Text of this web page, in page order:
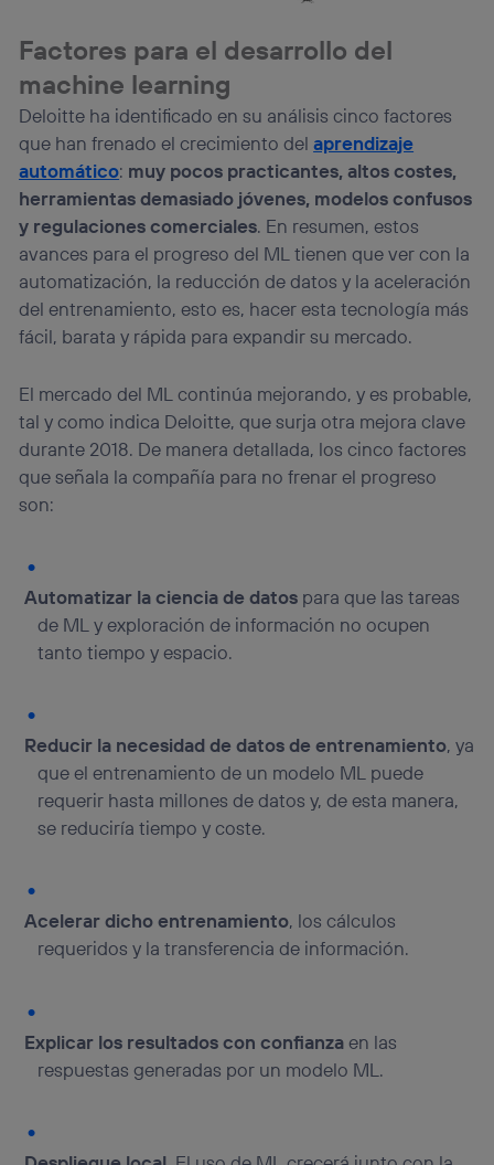
Factores para el desarrollo del
machine learning
Deloitte ha identificado en su análisis cinco factores
que han frenado el crecimiento delaprendizaje
automático: muy pocos practicantes, altos costes,
herramientas demasiado jóvenes, modelos confusos
y regulaciones comerciales. En resumen, estos
avances para el progreso del ML tienen que ver con la
automatización, la reducción de datos y la aceleración
del entrenamiento, esto es, hacer esta tecnología más
fácil, barata y rápida para expandir su mercado.
El mercado del ML continúa mejorando, y es probable,
tal y como indica Deloitte, que surja otra mejora clave
durante 2018. De manera detallada, los cinco factores
que señala la compañía para no frenar el progreso
son:
Automatizar la ciencia de datos para que las tareas
de ML y exploración de información no ocupen
tanto tiempo y espacio.
Reducir la necesidad de datos de entrenamiento, ya
que el entrenamiento de un modelo ML puede
requerir hasta millones de datos y, de esta manera,
se reduciría tiempo y coste.
Acelerar dicho entrenamiento, los cálculos
requeridos y la transferencia de información.
Explicar los resultados con confianzaen las
respuestas generadas por un modelo ML.